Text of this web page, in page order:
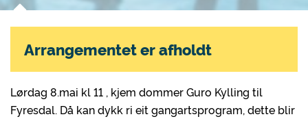
Lørdag 8.mai kl 11 , kjem dommer Guro Kylling til
Fyresdal. Då kan dykk ri eit gangartsprogram, dette blir
Arrangementet er afholdt